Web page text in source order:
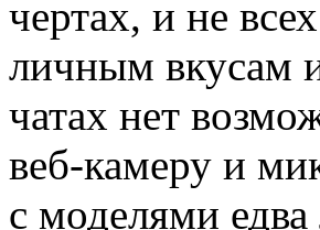
чертах, и не
личным вкусам
чатах нет
веб-камеру и
с моделями